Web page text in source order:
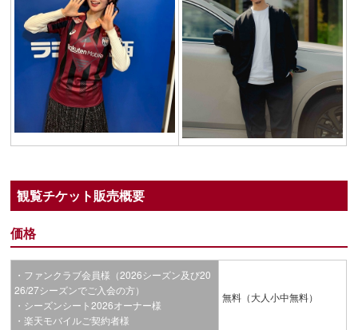
観覧チケット販売概要
価格
・ファンクラブ会員様（2026シーズン及び20
26/27シーズンでご入会の方）
・シーズンシート2026オーナー様
・楽天モバイルご契約者様
無料（大人小中無料）